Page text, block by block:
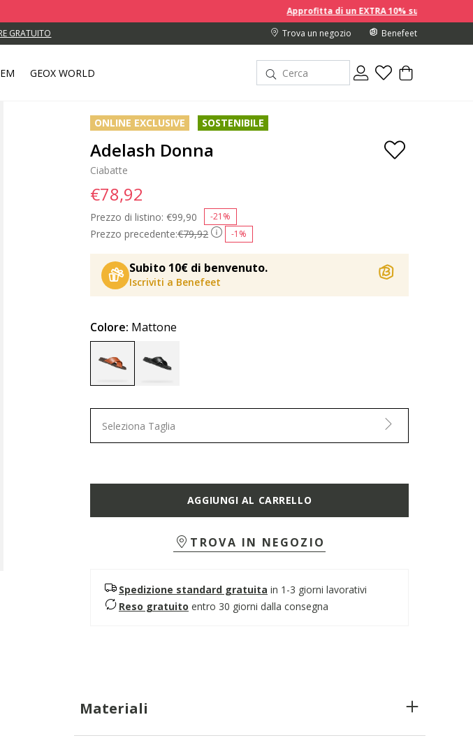
Approfitta di un EXTRA 10% sui prezzi scontati
GRATUITO Trova un negozio Benefeet
GEOX WORLD
ONLINE EXCLUSIVE SOSTENIBILE
Adelash Donna
Ciabatte
Prezzo precedente:€79,92 -1%
Prezzo di listino: Price reduced from
€99,90 -21%
€78,92
Subito 10€ di benvenuto.
Iscriviti a Benefeet
Colore: Mattone
Seleziona Taglia
AGGIUNGI AL CARRELLO
TROVA IN NEGOZIO
Spedizione standard gratuita in 1-3 giorni lavorativi
Reso gratuito entro 30 giorni dalla consegna
Materiali